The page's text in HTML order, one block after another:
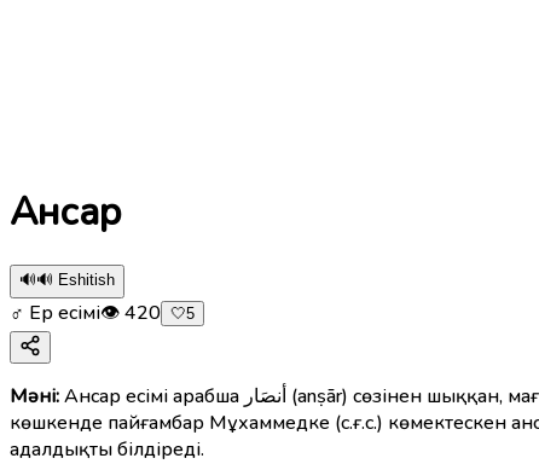
Ансар
🔊🔊 Eshitish
♂ Ер есімі👁420 🤍5
Мәні:Ансар есімі арабша أنصَار (anṣār) сөзінен шыққан, мағынасы — «көмекші», «құтқарушы» немесе «қолдаушы». Бұл есім әсіресе Ислам тарихында Меккеден Мединаға
көшкенде пайғамбар Мұхаммедке (с.ғ.с.) көмектескен
адалдықты білдіреді.